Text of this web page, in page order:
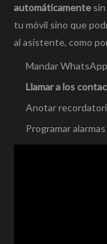
automáticamente
tu móvil sino que
al asistente, como
Mandar
Llamar a los
Anotar
Programar alarmas